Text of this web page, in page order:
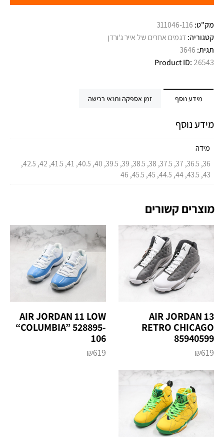
מק"ט: 311046-116
קטגוריה:דגמים אחרים של אייר ג'ורדן
תגית: 3646
Product ID: 26543
מידע נוסף זמן אספקה ותנאי רכישה
מידע נוסף
מידה
36, 36.5, 37, 37.5, 38, 38.5, 39, 39.5, 40, 40.5, 41, 41.5, 42, 42.5,
43, 43.5, 44, 44.5, 45, 45.5, 46
מוצרים קשורים
AIR JORDAN 13
RETRO CHICAGO
85940599
₪619
AIR JORDAN 11 LOW
“COLUMBIA” 528895-
106
₪619